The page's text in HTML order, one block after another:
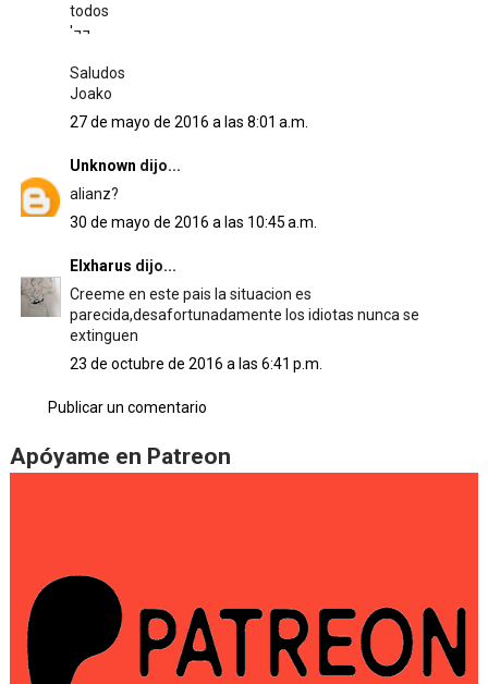
todos
'¬¬
Saludos
Joako
27 de mayo de 2016 a las 8:01 a.m.
Unknown dijo...
alianz?
30 de mayo de 2016 a las 10:45 a.m.
EIxharus dijo...
Creeme en este pais la situacion es
parecida,desafortunadamente los idiotas nunca se
extinguen
23 de octubre de 2016 a las 6:41 p.m.
Publicar un comentario
Apóyame en Patreon